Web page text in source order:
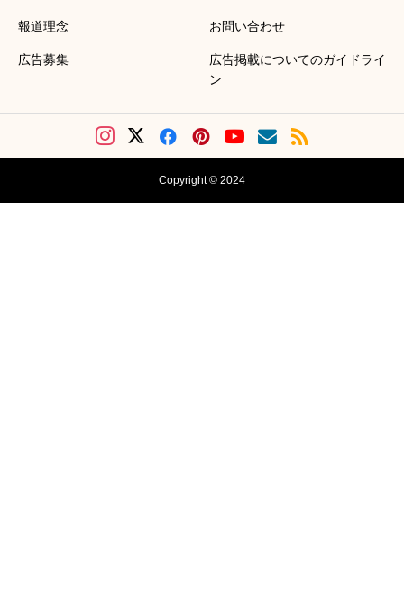
報道理念 お問い合わせ
広告募集
広告掲載についてのガイドライ
ン
Copyright © 2024